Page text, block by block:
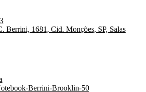
Berrini, 1681, Cid. Monções, SP, Salas